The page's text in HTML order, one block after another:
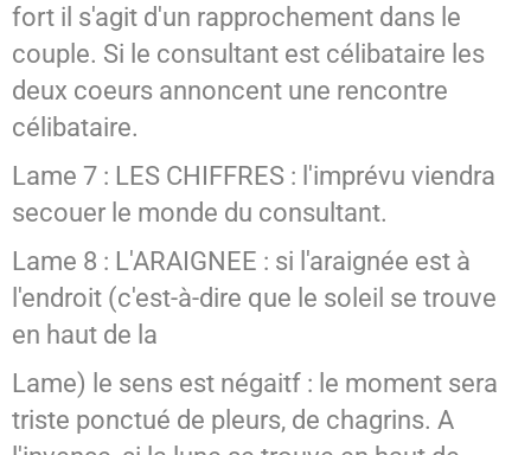
fort il s'agit d'un rapprochement dans le
couple. Si le consultant est célibataire les
deux coeurs annoncent une rencontre
célibataire.
Lame 7 : LES CHIFFRES : l'imprévu viendra
secouer le monde du consultant.
Lame 8 : L'ARAIGNEE : si l'araignée est à
l'endroit (c'est-à-dire que le soleil se trouve
en haut de la
Lame) le sens est négaitf : le moment sera
triste ponctué de pleurs, de chagrins. A